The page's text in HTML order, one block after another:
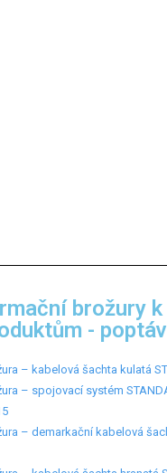
brožury
-
– kabelová šachta kulatá
– spojovací systém
– demarkační kabelová